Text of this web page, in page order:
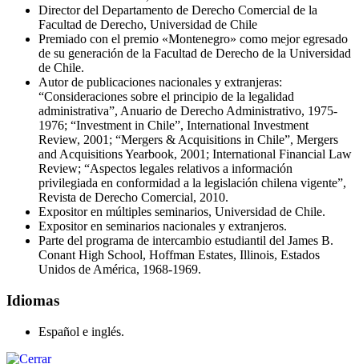
Director del Departamento de Derecho Comercial de la
Facultad de Derecho, Universidad de Chile
Premiado con el premio «Montenegro» como mejor egresado
de su generación de la Facultad de Derecho de la Universidad
de Chile.
Autor de publicaciones nacionales y extranjeras:
“Consideraciones sobre el principio de la legalidad
administrativa”, Anuario de Derecho Administrativo, 1975-
1976; “Investment in Chile”, International Investment
Review, 2001; “Mergers & Acquisitions in Chile”, Mergers
and Acquisitions Yearbook, 2001; International Financial Law
Review; “Aspectos legales relativos a información
privilegiada en conformidad a la legislación chilena vigente”,
Revista de Derecho Comercial, 2010.
Expositor en múltiples seminarios, Universidad de Chile.
Expositor en seminarios nacionales y extranjeros.
Parte del programa de intercambio estudiantil del James B.
Conant High School, Hoffman Estates, Illinois, Estados
Unidos de América, 1968-1969.
Idiomas
Español e inglés.